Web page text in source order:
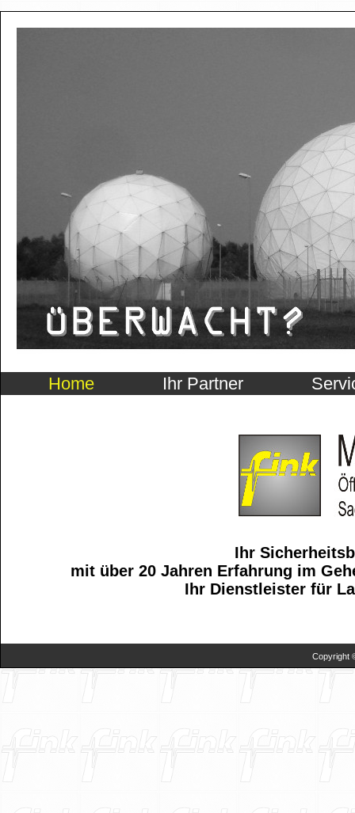
Home Ihr Partner
Ihr
mit über 20 Jahren Erfahrung im
Ihr Dienstleister für
Copyright